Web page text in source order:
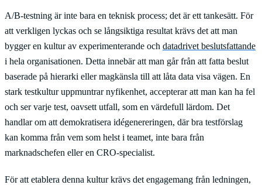
A/B-testning är inte bara en teknisk process; det är ett tankesätt. För
att verkligen lyckas och se långsiktiga resultat krävs det att man
bygger en kultur av experimenterande och datadrivet beslutsfattande
i hela organisationen. Detta innebär att man går från att fatta beslut
baserade på hierarki eller magkänsla till att låta data visa vägen. En
stark testkultur uppmuntrar nyfikenhet, accepterar att man kan ha fel
och ser varje test, oavsett utfall, som en värdefull lärdom. Det
handlar om att demokratisera idégenereringen, där bra testförslag
kan komma från vem som helst i teamet, inte bara från
marknadschefen eller en CRO-specialist.
För att etablera denna kultur krävs det engagemang från ledningen,